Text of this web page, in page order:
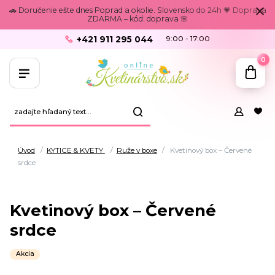
🚗 Doručenie ešte dnes Poprad a okolie. Slovensko do 24h 💗 Doprava
ZDARMA – kód: doprava 🌸
+421 911 295 044 9:00 - 17:00
0
Úvod KYTICE & KVETY Ruže v boxe
Kvetinový box – Červené
srdce
Kvetinový box – Červené
srdce
Akcia